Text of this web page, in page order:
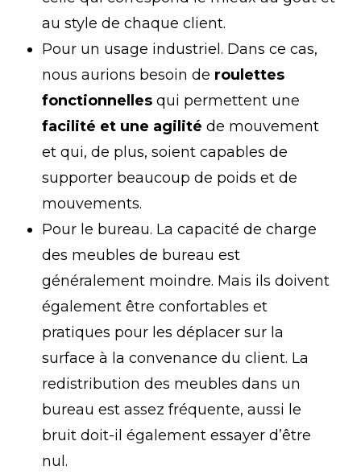
au style de chaque client.
Pour un usage industriel. Dans ce cas,
nous aurions besoin de roulettes
fonctionnelles qui permettent une
facilité et une agilité de mouvement
et qui, de plus, soient capables de
supporter beaucoup de poids et de
mouvements.
Pour le bureau. La capacité de charge
des meubles de bureau est
généralement moindre. Mais ils doivent
également être confortables et
pratiques pour les déplacer sur la
surface à la convenance du client. La
redistribution des meubles dans un
bureau est assez fréquente, aussi le
bruit doit-il également essayer d’être
nul.